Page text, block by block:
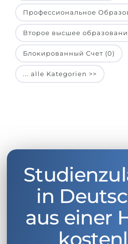
Профессиональное
Второе высшее
Блокированный Счет (0)
... alle Kategorien >>
in
aus einer